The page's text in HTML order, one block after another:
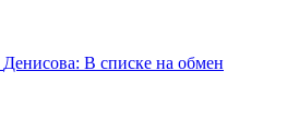
Денисова: В списке на обмен